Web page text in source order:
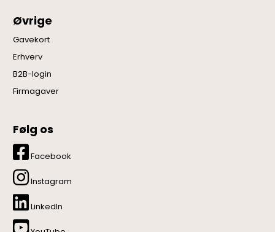
Øvrige
Gavekort
Erhverv
B2B-login
Firmagaver
Følg os
Facebook
Instagram
LinkedIn